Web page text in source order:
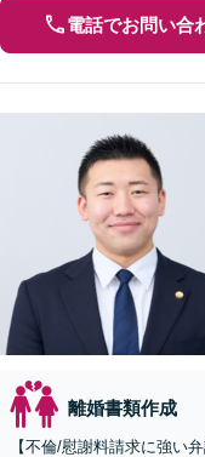
電話でお問い合
離婚書類作成
【不倫/慰謝料請求に強い